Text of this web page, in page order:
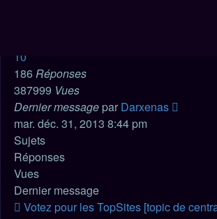
10
186Réponses
387999 Vues
Dernier message par Darxenas
mar. déc. 31, 2013 8:44 pm
Sujets
Réponses
Vues
Dernier message
Votez pour les TopSites [topic de